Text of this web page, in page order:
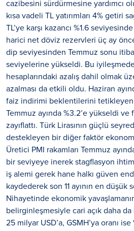
cazibesini sürdürmesine yardımcı
kısa vadeli TL yatırımları 4% getiri
TL’ye karşı kazancı %1.6
harici net döviz rezervleri üç ay
dip seviyesinden Temmuz sonu
seviyelerine yükseldi. Bu
hesaplarındaki azalış dahil olmak
azalması da etkili oldu. Haziran
faiz indirimi beklentilerini
Temmuz ayında %3.2’e yükseldi
zayıflattı. Türk Lirasının güçlü
destekleyen bir diğer faktör
Üretici PMI rakamları Temmuz
bir seviyeye inerek stagflasyon
iş alemi gerek hane halkı güven
kaydederek son 11 ayının en
Nihayetinde ekonomik
belirginleşmesiyle cari açık daha
25 milyar USD’a, GSMH’ya oranı